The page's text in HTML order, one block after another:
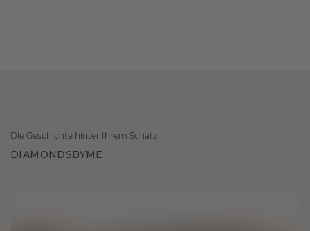
Die Geschichte hinter Ihrem Schatz
DIAMONDSBYME